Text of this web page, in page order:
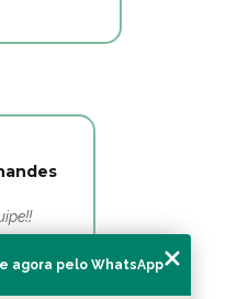
agora pelo WhatsApp